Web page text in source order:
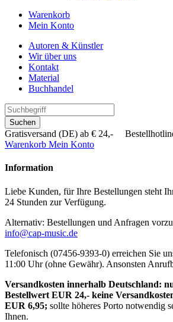
Warenkorb
Mein Konto
Autoren & Künstler
Wir über uns
Kontakt
Material
Buchhandel
Suchen
Gratisversand (DE) ab € 24,-
Warenkorb Mein Konto
Information
Liebe Kunden, für Ihre Bestellungen steht
24 Stunden zur Verfügung.
Alternativ: Bestellungen und Anfragen
info@cap-music.de
Telefonisch (07456-9393-0) erreichen Sie
11:00 Uhr (ohne Gewähr). Ansonsten
Versandkosten innerhalb Deutschland:
Bestellwert EUR 24,- keine
EUR 6,95; sollte höheres Porto notwendig
Ihnen.